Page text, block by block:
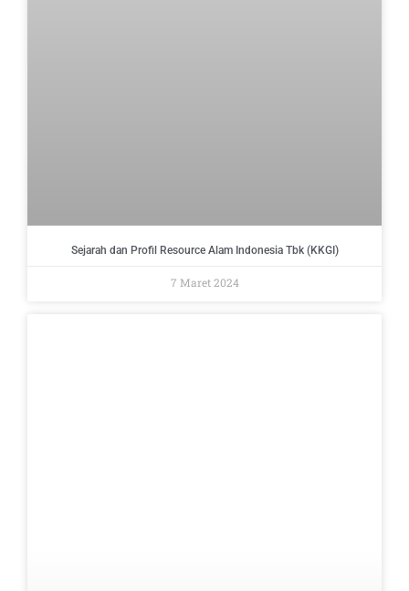
Sejarah dan Profil Resource Alam Indonesia Tbk (KKGI)
7 Maret 2024